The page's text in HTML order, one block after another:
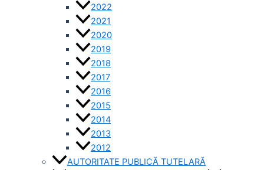
2022
2021
2020
2019
2018
2017
2016
2015
2014
2013
2012
AUTORITATE PUBLICĂ TUTELARĂ